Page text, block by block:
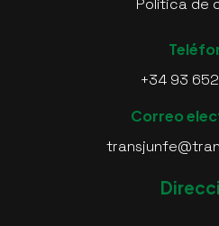
Política de
+34 93
Correo